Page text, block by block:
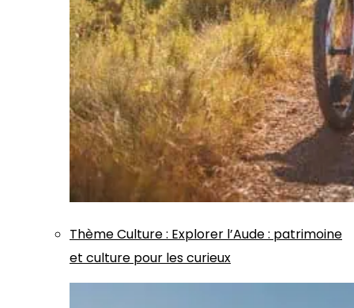
ThèmeCulture: Explorer l’Aude : patrimoine
et culture pour les curieux